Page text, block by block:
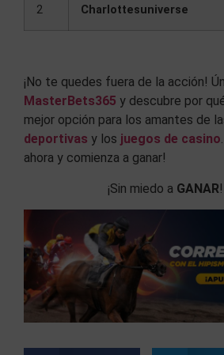
2 Charlottesuniverse
¡No te quedes fuera de la acción!
MasterBets365 y descubre por
mejor opción para los amantes de
deportivas y los juegos de casino
ahora y comienza a ganar!
¡Sin miedo a GANAR!